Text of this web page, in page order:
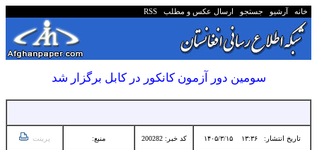
خانه آرشیو جستجو ارسال عکس و مطلب RSS
سومین دور آزمون کانکور در کابل برگزار شد
تاریخ انتشار:۱۳:۳۶ ۱۴۰۵/۳/۱۵ کد خبر: 200282 منبع: پرینت